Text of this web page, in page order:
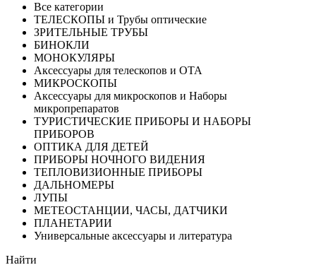
Все категории
ТЕЛЕСКОПЫ и Трубы оптические
ЗРИТЕЛЬНЫЕ ТРУБЫ
БИНОКЛИ
МОНОКУЛЯРЫ
Аксессуары для телескопов и ОТА
МИКРОСКОПЫ
Аксессуары для микроскопов и Наборы
микропрепаратов
ТУРИСТИЧЕСКИЕ ПРИБОРЫ И НАБОРЫ
ПРИБОРОВ
ОПТИКА ДЛЯ ДЕТЕЙ
ПРИБОРЫ НОЧНОГО ВИДЕНИЯ
ТЕПЛОВИЗИОННЫЕ ПРИБОРЫ
ДАЛЬНОМЕРЫ
ЛУПЫ
МЕТЕОСТАНЦИИ, ЧАСЫ, ДАТЧИКИ
ПЛАНЕТАРИИ
Универсальные аксессуары и литература
Найти